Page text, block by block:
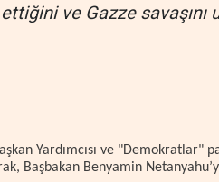
ve Gazze savaşını
Yardımcısı ve "Demokratlar"
Başbakan Benyamin